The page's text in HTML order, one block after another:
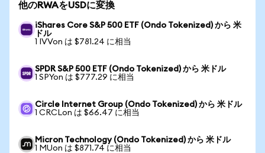
他のRWAをUSDに変換
iShares Core S&P 500 ETF (Ondo Tokenized) から 米
ドル
1 IVVon は $781.24 に相当
SPDR S&P 500 ETF (Ondo Tokenized) から 米ドル
1 SPYon は $777.29 に相当
Circle Internet Group (Ondo Tokenized) から 米ドル
1 CRCLon は $66.47 に相当
Micron Technology (Ondo Tokenized) から 米ドル
1 MUon は $871.74 に相当